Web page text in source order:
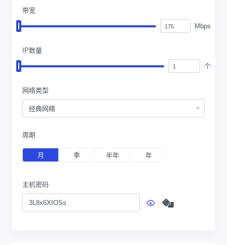
带宽
Mbps
IP数量
个
网络类型
经典网络
周期
月 季 半年 年
主机密码